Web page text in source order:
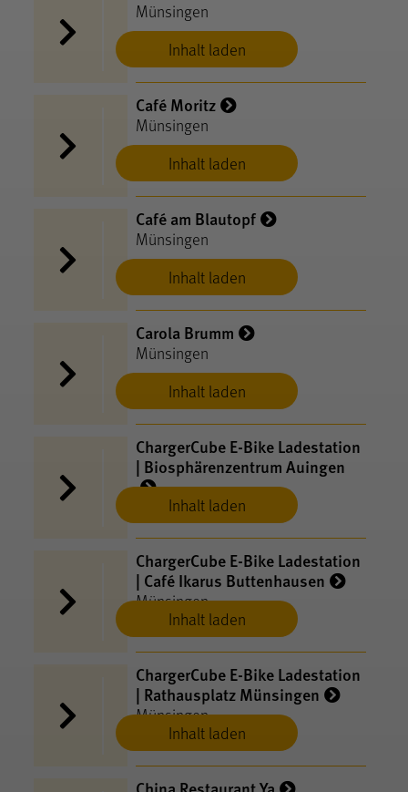
Inhalt laden
Münsingen
Inhalt laden
Café Moritz
Münsingen
Inhalt laden
Café am Blautopf
Münsingen
Inhalt laden
Carola Brumm
Münsingen
Inhalt laden
ChargerCube E-​Bike Ladestation
| Biosphärenzentrum Auingen
Münsingen
Inhalt laden
ChargerCube E-​Bike Ladestation
| Café Ikarus Buttenhausen
Münsingen
Inhalt laden
ChargerCube E-​Bike Ladestation
| Rathausplatz Münsingen
Münsingen